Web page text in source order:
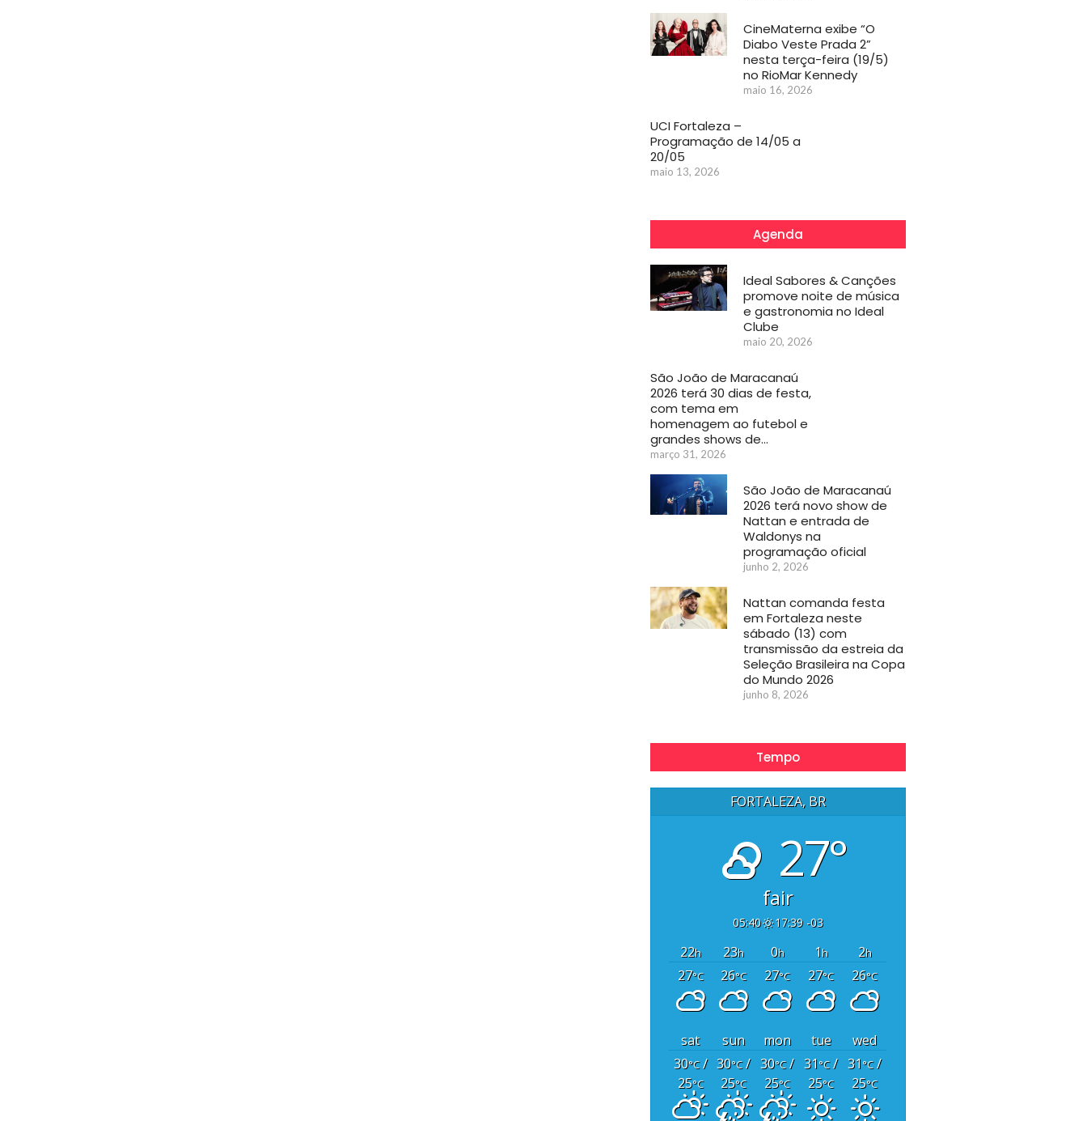
CineMaterna exibe “O
Diabo Veste Prada 2”
nesta terça-feira (19/5)
no RioMar Kennedy
maio 16, 2026
UCI Fortaleza –
Programação de 14/05 a
20/05
maio 13, 2026
Agenda
Ideal Sabores & Canções
promove noite de música
e gastronomia no Ideal
Clube
maio 20, 2026
São João de Maracanaú
2026 terá 30 dias de festa,
com tema em
homenagem ao futebol e
grandes shows de…
março 31, 2026
São João de Maracanaú
2026 terá novo show de
Nattan e entrada de
Waldonys na
programação oficial
junho 2, 2026
Nattan comanda festa
em Fortaleza neste
sábado (13) com
transmissão da estreia da
Seleção Brasileira na Copa
do Mundo 2026
junho 8, 2026
Tempo
FORTALEZA, BR
27°
fair
05:40 17:39 -03
22h 23h 0h 1h 2h
27°C 26°C 27°C 27°C 26°C
sat sun mon tue
wed
30°C/
25°C
30°C/
25°C
30°C/
25°C
31°C/
25°C
31°C/
25°C